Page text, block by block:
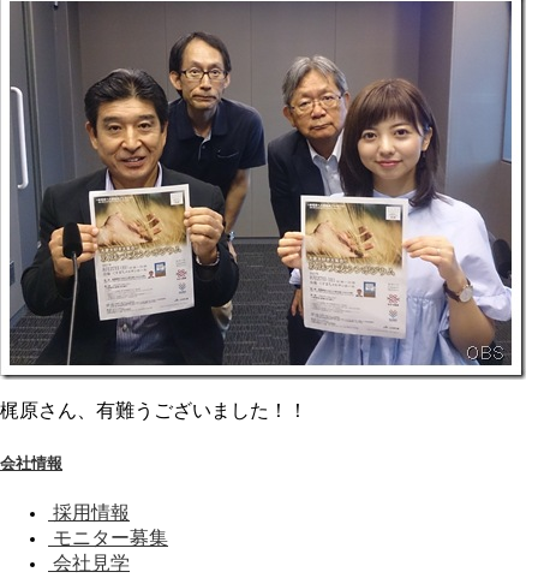
梶原さん、有難うございました！！
会社情報
採用情報
モニター募集
会社見学